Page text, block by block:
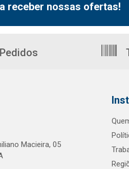
receber nossas ofertas!
Macieira, 05